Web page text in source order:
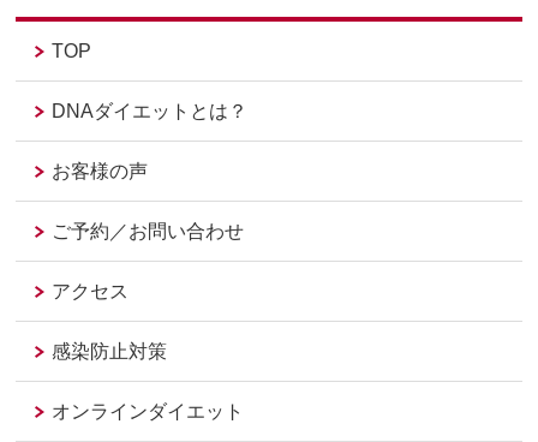
TOP
DNAダイエットとは？
お客様の声
ご予約／お問い合わせ
アクセス
感染防止対策
オンラインダイエット